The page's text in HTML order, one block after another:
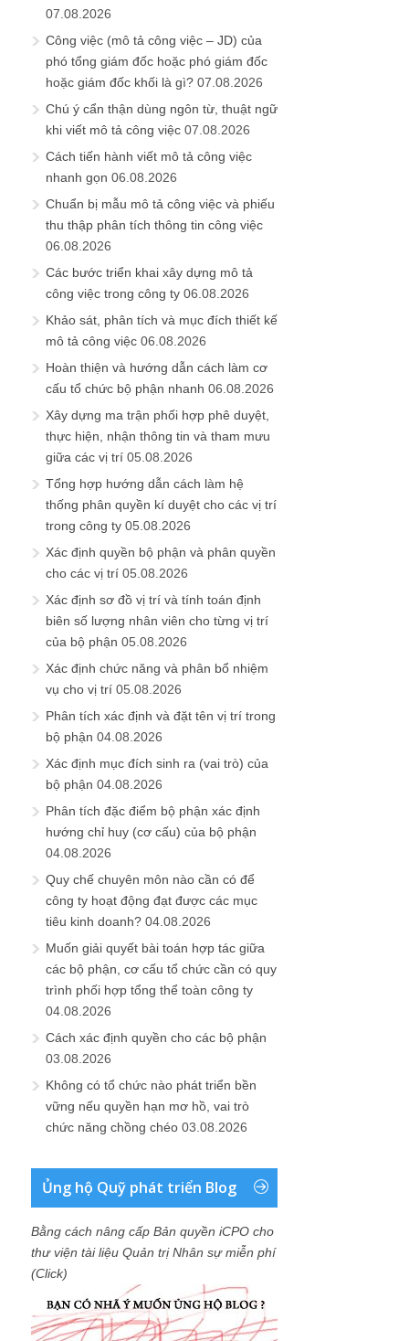
07.08.2026
Công việc (mô tả công việc – JD) của
phó tổng giám đốc hoặc phó giám đốc
hoặc giám đốc khối là gì? 07.08.2026
Chú ý cẩn thận dùng ngôn từ, thuật ngữ
khi viết mô tả công việc 07.08.2026
Cách tiến hành viết mô tả công việc
nhanh gọn 06.08.2026
Chuẩn bị mẫu mô tả công việc và phiếu
thu thập phân tích thông tin công việc
06.08.2026
Các bước triển khai xây dựng mô tả
công việc trong công ty 06.08.2026
Khảo sát, phân tích và mục đích thiết kế
mô tả công việc 06.08.2026
Hoàn thiện và hướng dẫn cách làm cơ
cấu tổ chức bộ phận nhanh 06.08.2026
Xây dựng ma trận phối hợp phê duyệt,
thực hiện, nhận thông tin và tham mưu
giữa các vị trí 05.08.2026
Tổng hợp hướng dẫn cách làm hệ
thống phân quyền kí duyệt cho các vị trí
trong công ty 05.08.2026
Xác định quyền bộ phận và phân quyền
cho các vị trí 05.08.2026
Xác định sơ đồ vị trí và tính toán định
biên số lượng nhân viên cho từng vị trí
của bộ phận 05.08.2026
Xác định chức năng và phân bổ nhiệm
vụ cho vị trí 05.08.2026
Phân tích xác định và đặt tên vị trí trong
bộ phận 04.08.2026
Xác định mục đích sinh ra (vai trò) của
bộ phận 04.08.2026
Phân tích đặc điểm bộ phận xác định
hướng chỉ huy (cơ cấu) của bộ phận
04.08.2026
Quy chế chuyên môn nào cần có để
công ty hoạt động đạt được các mục
tiêu kinh doanh? 04.08.2026
Muốn giải quyết bài toán hợp tác giữa
các bộ phận, cơ cấu tổ chức cần có quy
trình phối hợp tổng thể toàn công ty
04.08.2026
Cách xác định quyền cho các bộ phận
03.08.2026
Không có tổ chức nào phát triển bền
vững nếu quyền hạn mơ hồ, vai trò
chức năng chồng chéo 03.08.2026
Ủng hộ Quỹ phát triển Blog
Bằng cách nâng cấp Bản quyền iCPO cho
thư viện tài liệu Quản trị Nhân sự miễn phí
(Click)